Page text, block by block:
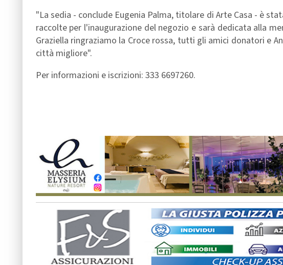
"La sedia - conclude Eugenia Palma, titolare di Arte Casa - è
raccolte per l'inaugurazione del negozio e sarà dedicata alla
Graziella ringraziamo la Croce rossa, tutti gli amici donatori e
città migliore".
Per informazioni e iscrizioni: 333 6697260.